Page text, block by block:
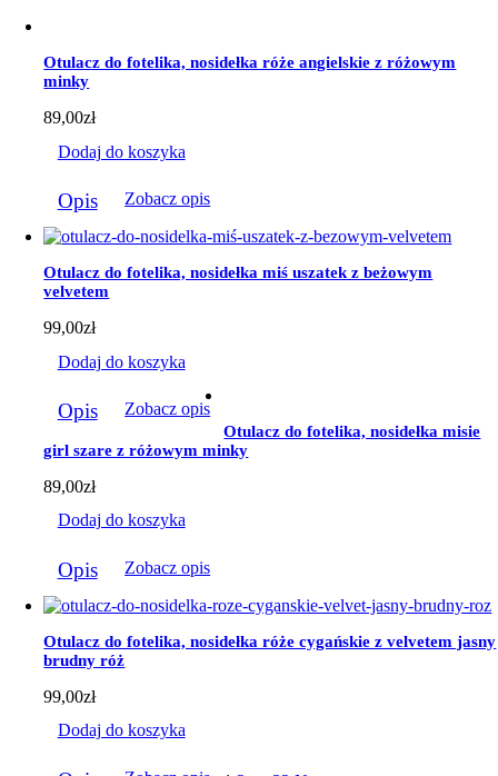
można
wybrać
na
stronie
produktu
Otulacz do fotelika, nosidełka róże angielskie z różowym
minky
89,00zł
Dodaj do koszyka
Opis Zobacz opis
Otulacz do fotelika, nosidełka miś uszatek z beżowym
velvetem
99,00zł
Dodaj do koszyka
Opis Zobacz opis
Otulacz do fotelika, nosidełka misie
girl szare z różowym minky
89,00zł
Dodaj do koszyka
Opis Zobacz opis
Otulacz do fotelika, nosidełka róże cygańskie z velvetem jasny
brudny róż
99,00zł
Dodaj do koszyka